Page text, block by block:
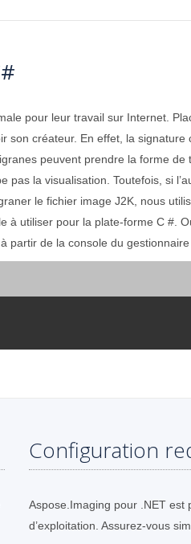
pour leur travail sur Internet.
créateur. En effet, la
peuvent prendre la forme
la visualisation. Toutefois, si
le fichier image J2K, nous
à utiliser pour la plate-forme C #.
partir de la console du gestionnaire
Configuration
Aspose.Imaging pour .NET est
d’exploitation. Assurez-vous